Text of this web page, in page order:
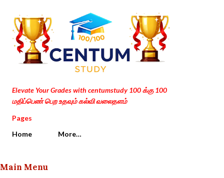
Skip to main content
Elevate Your Grades with centumstudy 100 க்கு 100
மதிப்பெண் பெற உதவும் கல்வி வலைதளம்
Pages
Home
More…
Main Menu